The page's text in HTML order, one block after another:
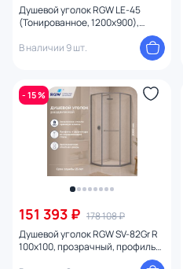
Душевой уголок RGW LE-45
(Тонированное, 1200x900),
В наличии 9 шт.
- 15 %
151 393 ₽ 178 108 ₽
Душевой уголок RGW SV-82Gr R
100x100, прозрачный, профиль